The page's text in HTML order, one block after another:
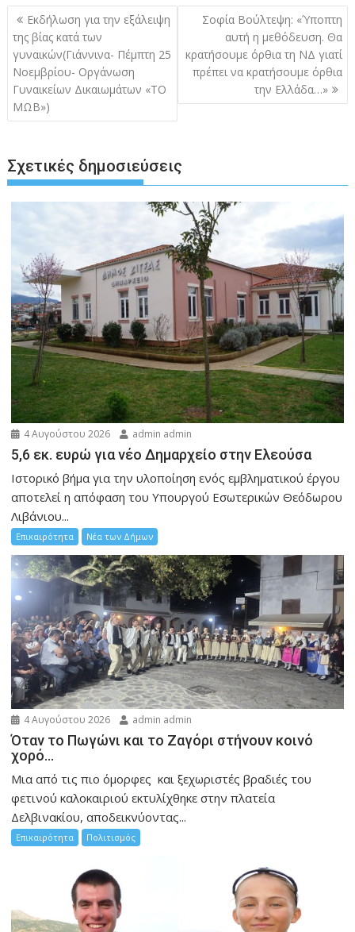
Πλοήγηση
άρθρων
Εκδήλωση για την εξάλειψη
της βίας κατά των
γυναικών(Γιάννινα- Πέμπτη 25
Νοεμβρίου- Οργάνωση
Γυναικείων Δικαιωμάτων «ΤΟ
ΜΩΒ»)
Σοφία Βούλτεψη: «Ύποπτη
αυτή η μεθόδευση. Θα
κρατήσουμε όρθια τη ΝΔ γιατί
πρέπει να κρατήσουμε όρθια
την Ελλάδα…»
Σχετικές δημοσιεύσεις
4 Αυγούστου 2026 admin admin
5,6 εκ. ευρώ για νέο Δημαρχείο στην Ελεούσα
Ιστορικό βήμα για την υλοποίηση ενός εμβληματικού έργου
αποτελεί η απόφαση του Υπουργού Εσωτερικών Θεόδωρου
Λιβάνιου...
Επικαιρότητα Νέα των Δήμων
4 Αυγούστου 2026 admin admin
Όταν το Πωγώνι και το Ζαγόρι στήνουν κοινό
χορό…
Μια από τις πιο όμορφες και ξεχωριστές βραδιές του
φετινού καλοκαιριού εκτυλίχθηκε στην πλατεία
Δελβινακίου, αποδεικνύοντας...
Επικαιρότητα Πολιτισμός